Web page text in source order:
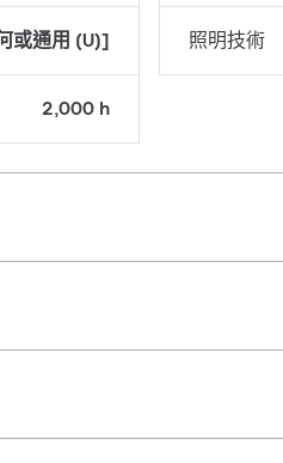
或通用 (U)]
2,000 h
照明技術